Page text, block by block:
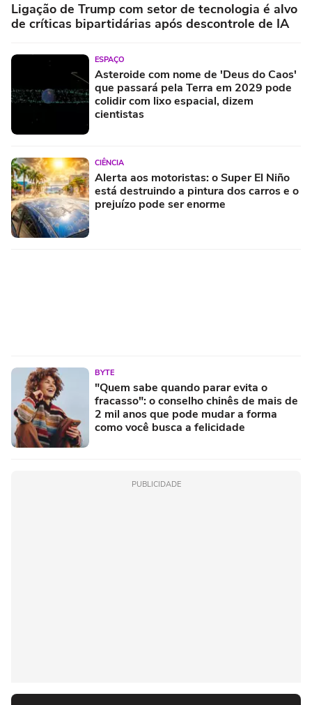
Ligação de Trump com setor de tecnologia é alvo
de críticas bipartidárias após descontrole de IA
ESPAÇO
Asteroide com nome de 'Deus do Caos'
que passará pela Terra em 2029 pode
colidir com lixo espacial, dizem
cientistas
CIÊNCIA
Alerta aos motoristas: o Super El Niño
está destruindo a pintura dos carros e o
prejuízo pode ser enorme
BYTE
"Quem sabe quando parar evita o
fracasso": o conselho chinês de mais de
2 mil anos que pode mudar a forma
como você busca a felicidade
PUBLICIDADE